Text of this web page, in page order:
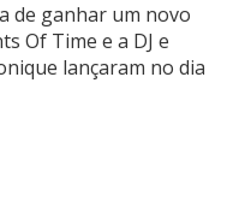
de ganhar um novo
Of Time e a DJ e
lançaram no dia